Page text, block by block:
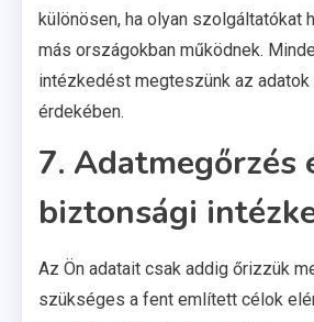
különösen, ha olyan szolgáltatókat
más országokban működnek.
intézkedést megteszünk az adatok
érdekében.
7. Adatmegőrzés
biztonsági
Az Ön adatait csak addig őrizzük
szükséges a fent említett célok